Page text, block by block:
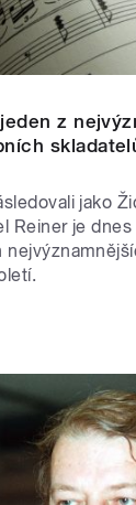
z
jako
Reiner je